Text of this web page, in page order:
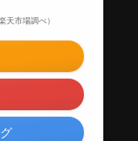
天市場調べ）